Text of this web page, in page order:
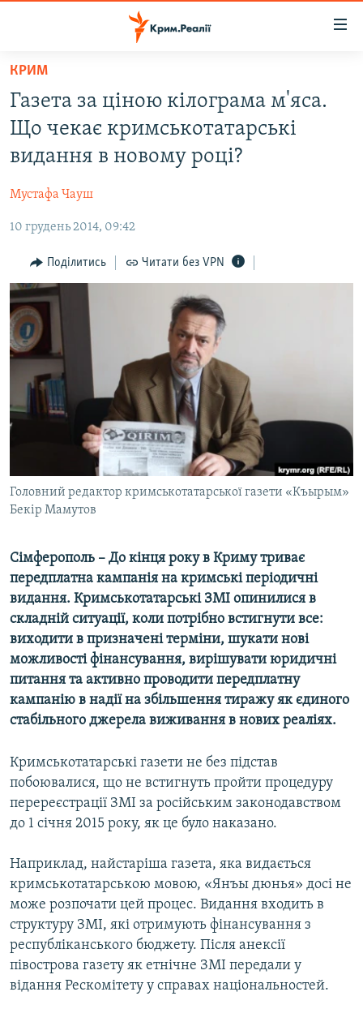
Перейти
основного
матеріалу
до
основної
навігації
Перейти
пошуку
БЛОГИ
ПОГЛЯД
ІНТЕРВ'Ю
ВСЕ ЗА ДЕНЬ
СПЕЦПРОЕКТИ
ДЕПОРТАЦІЯ
ВІДЕОУРОКИ «ELIFBE»
СВІДЧЕННЯ ОКУПАЦІЇ
УКРАЇНСЬКА ПРОБЛЕМА КРИМУ
ЯК ОБІЙТИ БЛОКУВАННЯ
Русский
Qırımtatar
КРИМ
Газета за ціною кілограма м'яса.
Що чекає кримськотатарські
видання в новому році?
Мустафа Чауш
10 грудень 2014, 09:42
Поділитись Читати без VPN
Головний редактор кримськотатарської газети «Къырым»
Бекір Мамутов
Сімферополь – До кінця року в Криму триває
передплатна кампанія на кримські періодичні
видання. Кримськотатарські ЗМІ опинилися в
складній ситуації, коли потрібно встигнути все:
виходити в призначені терміни, шукати нові
можливості фінансування, вирішувати юридичні
питання та активно проводити передплатну
кампанію в надії на збільшення тиражу як єдиного
стабільного джерела виживання в нових реаліях.
Кримськотатарські газети не без підстав
побоювалися, що не встигнуть пройти процедуру
перереєстрації ЗМІ за російським законодавством
до 1 січня 2015 року, як це було наказано.
Наприклад, найстаріша газета, яка видається
кримськотатарською мовою, «Янъы дюнья» досі не
може розпочати цей процес. Видання входить в
структуру ЗМІ, які отримують фінансування з
республіканського бюджету. Після анексії
півострова газету як етнічне ЗМІ передали у
відання Рескомітету у справах національностей.